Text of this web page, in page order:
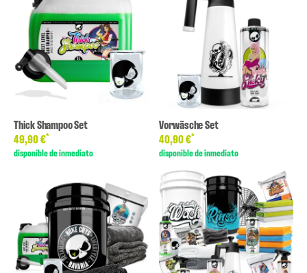
Thick Shampoo Set
49,90 €*
disponible de inmediato
Vorwäsche Set
40,90 €*
disponible de inmediato